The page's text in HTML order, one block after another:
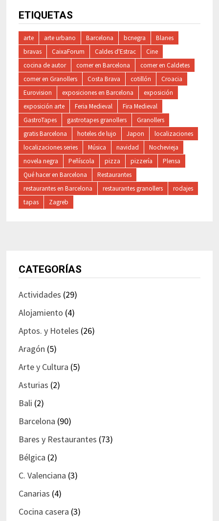
ETIQUETAS
arte arte urbano Barcelona bcnegra
Blanes
bravas
CaixaForum Caldes d'Estrac
Cine
cocina de autor
comer en Barcelona
comer en Caldetes
comer en Granollers
Costa Brava cotillón
Croacia
Eurovision
exposiciones en Barcelona
exposición
exposición arte
Feria Medieval
Fira Medieval
GastroTapes
gastrotapes granollers
Granollers
gratis Barcelona
hoteles de lujo Japon
localizaciones
localizaciones series
Música navidad
Nochevieja
novela negra
Peñíscola pizza pizzería
Plensa
Qué hacer en Barcelona
Restaurantes
restaurantes en Barcelona
restaurantes granollers
rodajes
tapas
Zagreb
CATEGORÍAS
Actividades (29)
Alojamiento (4)
Aptos. y Hoteles (26)
Aragón (5)
Arte y Cultura (5)
Asturias (2)
Bali (2)
Barcelona (90)
Bares y Restaurantes (73)
Bélgica (2)
C. Valenciana (3)
Canarias (4)
Cocina casera (3)